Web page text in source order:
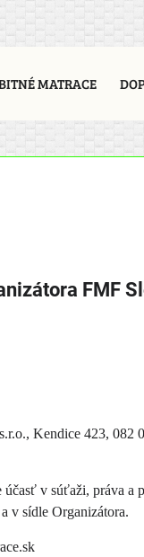
MATRACE
FMF
Kendice 423,
v súťaži, práva
v sídle Organizátora.